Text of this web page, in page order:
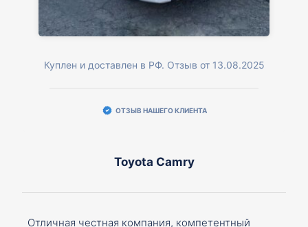
Куплен и доставлен в РФ. Отзыв от 13.08.2025
ОТЗЫВ НАШЕГО КЛИЕНТА
Toyota Camry
Отличная честная компания, компетентный